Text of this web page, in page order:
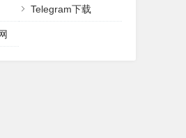
Telegram下载